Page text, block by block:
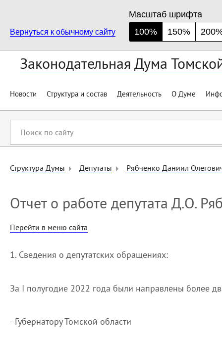
Вернуться к обычному сайту
Масштаб шрифта
100%
150%
Законодательная Дума
Новости Структура и состав Деятельность О Думе
сайту
Структура Думы
Депутаты Рябченко Даниил
Отчет о работе депутата Д.О.
Перейти в меню сайта
1. Сведения о депутатских обращениях:
За I полугодие 2022 года были направлены более
- Губернатору Томской области